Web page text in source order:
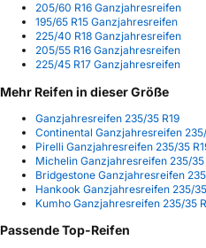
205/60 R16 Ganzjahresreifen
195/65 R15 Ganzjahresreifen
225/40 R18 Ganzjahresreifen
205/55 R16 Ganzjahresreifen
225/45 R17 Ganzjahresreifen
Mehr Reifen in dieser Größe
Ganzjahresreifen 235/35 R19
Continental Ganzjahresreifen
Pirelli Ganzjahresreifen 235/35
Michelin Ganzjahresreifen 235/35
Bridgestone Ganzjahresreifen
Hankook Ganzjahresreifen 235/
Kumho Ganzjahresreifen 235/35
Passende Top-Reifen